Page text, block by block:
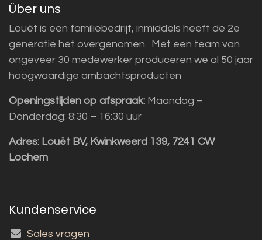
Über uns
Louët is een familiebedrijf, inmiddels heeft de 2e
generatie het overgenomen. Met een team van
ongeveer 30 medewerker produceren we al 50 jaar
hoogwaardige ambachtsproducten
Openingstijden op afspraak: Maandag –
Donderdag: 8:30 – 16:30 uur
Adres: Louët BV, Kwinkweerd 139, 7241 CW
Lochem
Kundenservice
Sales vragen